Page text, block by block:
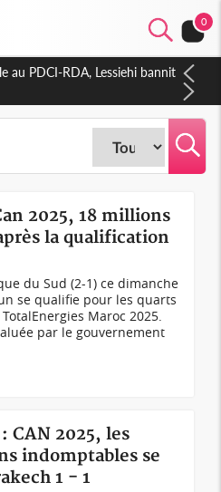
0
des sanctions contre les
2025, 18 millions
la qualification
du Sud (2-1) ce dimanche
se qualifie pour les quarts
Maroc 2025.
par le gouvernement
CAN 2025, les
indomptables se
1 - 1